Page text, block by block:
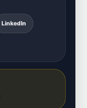
LinkedIn